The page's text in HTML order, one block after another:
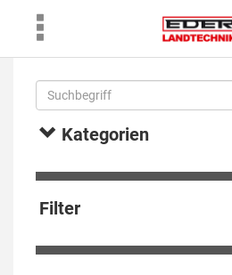
Kategorien
Filter